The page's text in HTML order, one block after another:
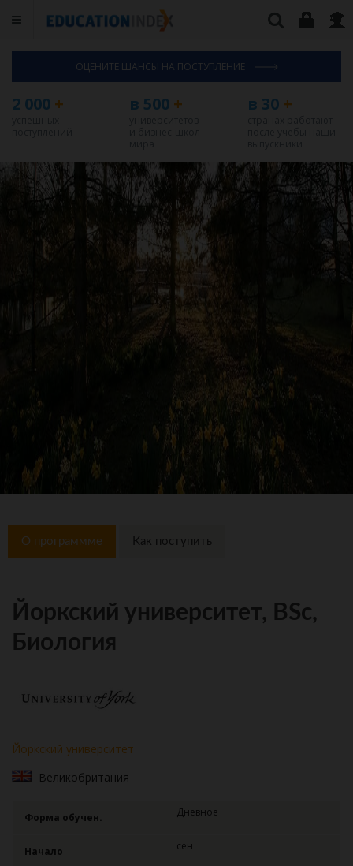
ОЦЕНИТЕ ШАНСЫ НА ПОСТУПЛЕНИЕ
2 000 + в 500 + в 30+
О программме Как поступить
Йоркский университет, BSc,
Биология
Йоркский университет
Великобритания
Форма обучен. Дневное
Начало сен